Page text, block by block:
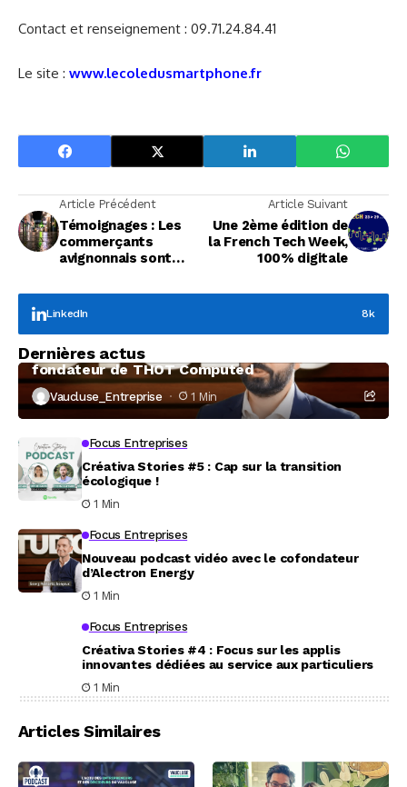
Contact et renseignement : 09.71.24.84.41
Le site : www.lecoledusmartphone.fr
Article Précédent
Témoignages : Les
commerçants
avignonnais sont
Article Suivant
Une 2ème édition de
la French Tech Week,
100% digitale
LinkedIn 8k
Dernières actus
À la rencontre de Christophe Coeffier, dirigeant
fondateur de THOT Computed
Vaucluse_Entreprise 1 Min
Focus Entreprises
Créativa Stories #5 : Cap sur la transition
écologique !
1 Min
Focus Entreprises
Nouveau podcast vidéo avec le cofondateur
d’Alectron Energy
1 Min
Focus Entreprises
Créativa Stories #4 : Focus sur les applis
innovantes dédiées au service aux particuliers
1 Min
Articles Similaires